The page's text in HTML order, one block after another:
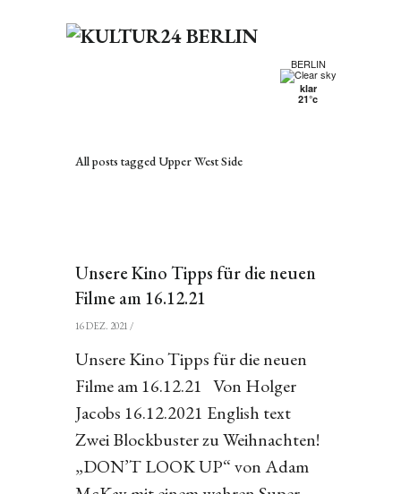
BERLIN
klar
21°c
All posts tagged Upper West Side
Unsere Kino Tipps für die neuen
Filme am 16.12.21
16 DEZ. 2021 /
Unsere Kino Tipps für die neuen
Filme am 16.12.21 Von Holger
Jacobs 16.12.2021 English text
Zwei Blockbuster zu Weihnachten!
„DON’T LOOK UP“ von Adam